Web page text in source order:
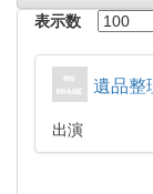
表示数
遺品整
出演